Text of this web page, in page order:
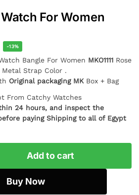
For Women
-13%
Bangle For Women MKO1111 Rose
Metal Strap Color .
Original packaging MK Box + Bag
From Catchy Watches
24 hours, and inspect the
paying Shipping to all of Egypt
Add to cart
Buy Now